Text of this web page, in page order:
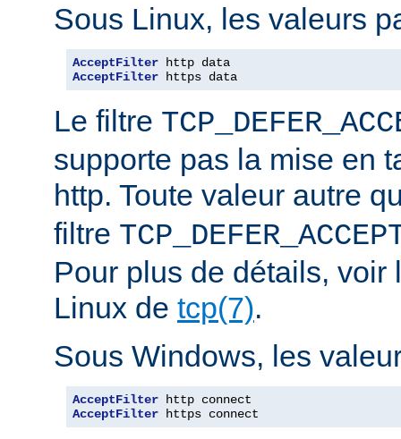
Sous Linux, les valeurs
AcceptFilter
AcceptFilter https data
Le filtre
supporte pas la mise en
http. Toute valeur autre
filtre
Pour plus de détails, voir
Linux de tcp(7).
Sous Windows, les
AcceptFilter
AcceptFilter https connect